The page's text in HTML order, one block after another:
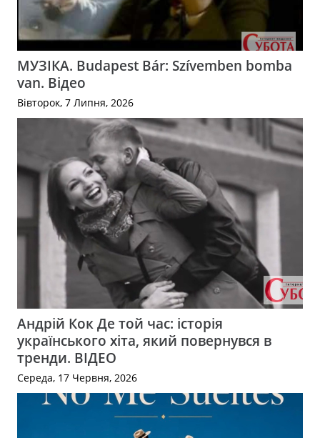
МУЗІКА. Budapest Bár: Szívemben bomba
van. Відео
Вівторок, 7 Липня, 2026
Андрій Кок Де той час: історія
українського хіта, який повернувся в
тренди. ВІДЕО
Середа, 17 Червня, 2026